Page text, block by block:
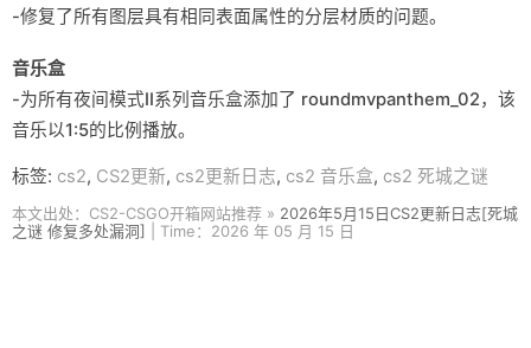
-修复了所有图层具有相同表面属性的分层材质的问题。
音乐盒
-为所有夜间模式II系列音乐盒添加了 roundmvpanthem_02，该
音乐以1:5的比例播放。
标签: cs2, CS2更新, cs2更新日志, cs2 音乐盒, cs2 死城之谜
本文出处：CS2-CSGO开箱网站推荐 » 2026年5月15日CS2更新日志[死城
之谜 修复多处漏洞]
| Time：2026 年 05 月 15 日